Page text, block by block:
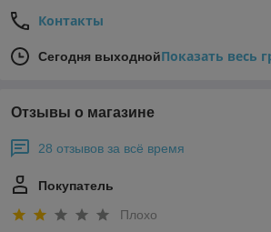
Контакты
Сегодня выходнойПоказать весь
Отзывы о магазине
28 отзывов за всё время
Покупатель
Плохо